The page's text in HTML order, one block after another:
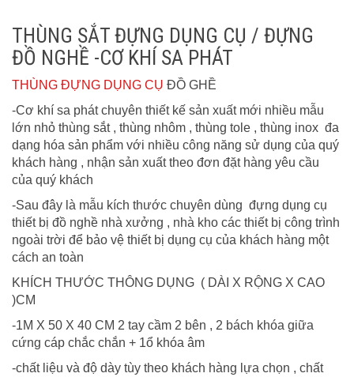
THÙNG SẮT ĐỰNG DỤNG CỤ / ĐỰNG
ĐỒ NGHỀ -CƠ KHÍ SA PHÁT
THÙNG ĐỰNG DỤNG CỤ ĐỒ GHỀ
-Cơ khí sa phát chuyên thiết kế sản xuất mới nhiều mẫu
lớn nhỏ thùng sắt , thùng nhôm , thùng tole , thùng inox đa
dạng hóa sản phẩm với nhiều công năng sử dụng của quý
khách hàng , nhận sản xuất theo đơn đặt hàng yêu cầu
của quý khách
-Sau đây là mẫu kích thước chuyên dùng đựng dụng cụ
thiết bị đồ nghề nhà xưởng , nhà kho các thiết bị công trình
ngoài trời để bảo vệ thiết bị dụng cụ của khách hàng một
cách an toàn
KHÍCH THƯỚC THÔNG DỤNG ( DÀI X RỘNG X CAO
)CM
-1M X 50 X 40 CM 2 tay cầm 2 bên , 2 bách khóa giữa
cứng cáp chắc chắn + 1ổ khóa âm
-chất liệu và độ dày tùy theo khách hàng lựa chọn , chất